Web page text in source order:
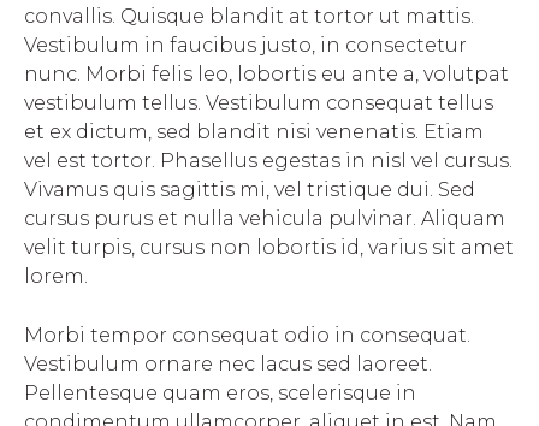
convallis. Quisque blandit at tortor ut mattis.
Vestibulum in faucibus justo, in consectetur
nunc. Morbi felis leo, lobortis eu ante a, volutpat
vestibulum tellus. Vestibulum consequat tellus
et ex dictum, sed blandit nisi venenatis. Etiam
vel est tortor. Phasellus egestas in nisl vel cursus.
Vivamus quis sagittis mi, vel tristique dui. Sed
cursus purus et nulla vehicula pulvinar. Aliquam
velit turpis, cursus non lobortis id, varius sit amet
lorem.
Morbi tempor consequat odio in consequat.
Vestibulum ornare nec lacus sed laoreet.
Pellentesque quam eros, scelerisque in